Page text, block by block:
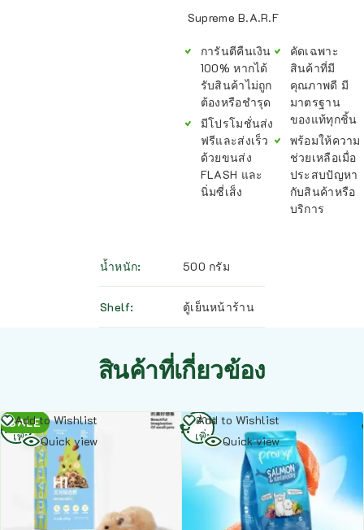
Supreme B.A.R.F
การันตีคืนเงิน
100% หากได้
รับสินค้าไม่ถูก
ต้องหรือชำรุด
มีโปรโมชั่นส่ง
ฟรีและส่งเร็ว
ด้วยขนส่ง
FLASH และ
นิ่มซี่เส็ง
คัดเฉพาะ
สินค้าที่มี
คุณภาพดี มี
มาตรฐาน
ของแท้ทุกชิ้น
พร้อมให้ความ
ช่วยเหลือเมื่อ
ประสบปัญหา
กับสินค้าหรือ
บริการ
น้ำหนัก 500 กรัม
Shelf ตู้เย็นหน้าร้าน
สินค้าที่เกี่ยวข้อง
SALE
Add to Wishlist
Quick view
อ่าน
เพิ่ม
Add to Wishlist
Quick view
อ่าน
เพิ่ม